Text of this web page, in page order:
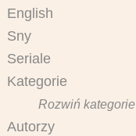
English
Sny
Seriale
Kategorie
Rozwiń kategorie
Autorzy